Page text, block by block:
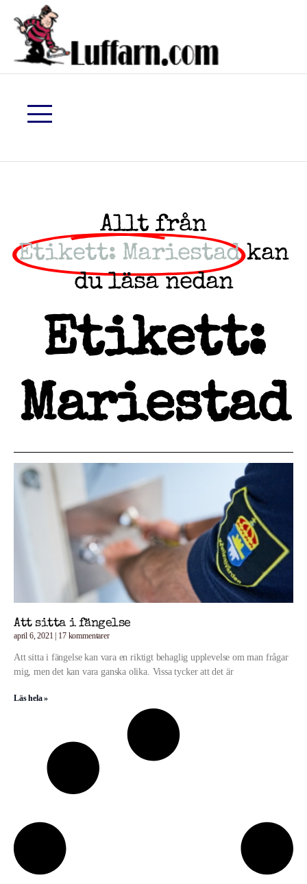
Allt från
Etikett: Mariestad kan
du läsa nedan
Etikett:
Mariestad
Att sitta i fängelse
april 6, 2021 17 kommentarer
Att sitta i fängelse kan vara en riktigt behaglig upplevelse om man frågar
mig, men det kan vara ganska olika. Vissa tycker att det är
Läs hela »